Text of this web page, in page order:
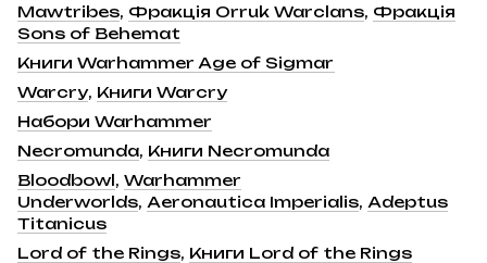
Mawtribes, Фракція Orruk Warclans, Фракція
Sons of Behemat
Книги Warhammer Age of Sigmar
Warcry, Книги Warcry
Набори Warhammer
Necromunda, Книги Necromunda
Bloodbowl, Warhammer
Underworlds, Aeronautica Imperialis, Adeptus
Titanicus
Lord of the Rings, Книги Lord of the Rings